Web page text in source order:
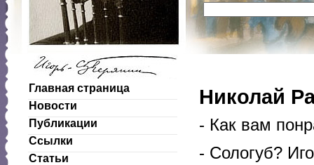
Главная страница
Новости
Публикации
Ссылки
Статьи
Николай
- Как вам
- Сологуб?